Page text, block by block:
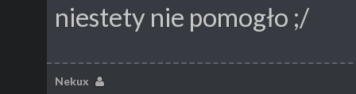
niestety nie pomogło ;/
Nekux